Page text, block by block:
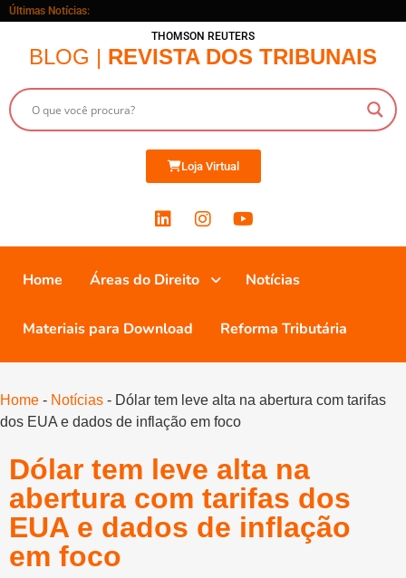
Últimas Notícias:
THOMSON REUTERS
BLOG | REVISTA DOS TRIBUNAIS
Loja Virtual
Home Áreas do Direito Notícias
Materiais para Download Reforma Tributária
Home - Notícias - Dólar tem leve alta na abertura com tarifas
dos EUA e dados de inflação em foco
Dólar tem leve alta na
abertura com tarifas dos
EUA e dados de inflação
em foco